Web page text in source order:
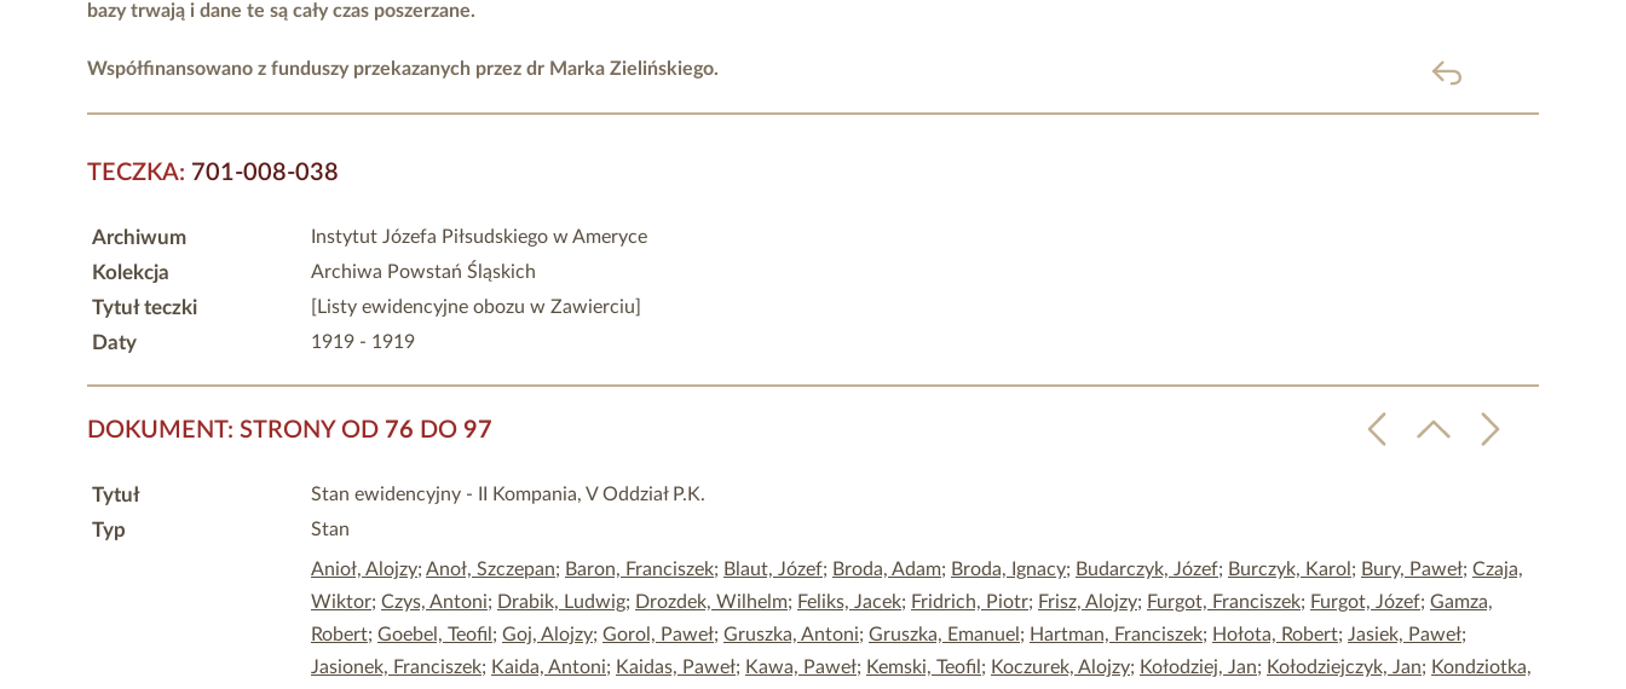
bazy trwają i dane te są cały czas poszerzane.
Współfinansowano z funduszy przekazanych przez dr Marka Zielińskiego. powrót
TECZKA: 701-008-038
Archiwum Instytut Józefa Piłsudskiego w Ameryce
Kolekcja Archiwa Powstań Śląskich
Tytuł teczki [Listy ewidencyjne obozu w Zawierciu]
Daty 1919 - 1919
DOKUMENT: STRONY OD 76 DO 97
Tytuł Stan ewidencyjny - II Kompania, V Oddział P.K.
Typ Stan
Anioł, Alojzy; Anoł, Szczepan; Baron, Franciszek; Blaut, Józef; Broda, Adam; Broda, Ignacy; Budarczyk, Józef; Burczyk, Karol ; Bury, Paweł; Czaja,
Wiktor; Czys, Antoni; Drabik, Ludwig; Drozdek, Wilhelm; Feliks, Jacek; Fridrich, Piotr; Frisz, Alojzy; Furgot, Franciszek; Furgot, Józef; Gamza,
Robert; Goebel, Teofil ; Goj, Alojzy; Gorol, Paweł; Gruszka, Antoni; Gruszka, Emanuel ; Hartman, Franciszek; Hołota, Robert; Jasiek, Paweł;
Jasionek, Franciszek; Kaida, Antoni; Kaidas, Paweł; Kawa, Paweł; Kemski, Teofil ; Koczurek, Alojzy; Kołodziej, Jan; Kołodziejczyk, Jan; Kondziotka,